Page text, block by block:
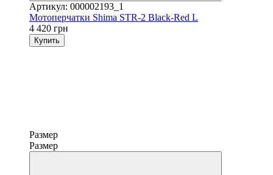
Артикул: 000002193_1
Мотоперчатки Shima STR-2 Black-Red L
4 420 грн
Купить
Размер
Размер